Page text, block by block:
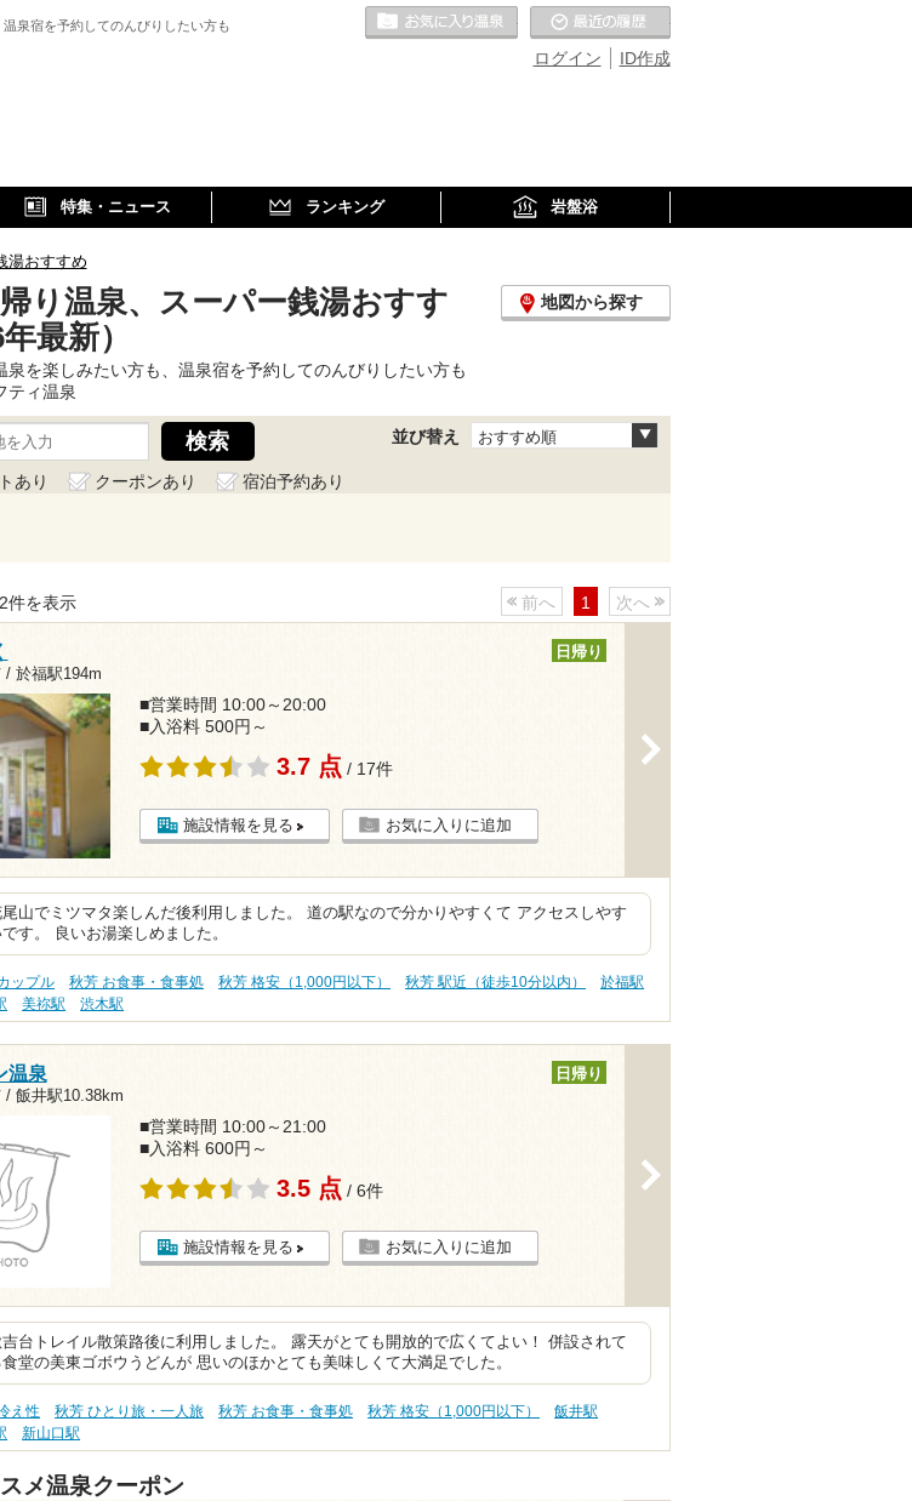
泉宿を予約してのんびりしたい方も
ID作成
ログイン
お気に入りの温泉
特集・ニュース ランキング 岩盤浴
湯おすすめ
り温泉、スーパー銭湯おすす
最新）
地図から探す
泉を楽しみたい方も、温泉宿を予約してのんびりしたい方も
ティ温泉
並び替え おすすめ順
あり クーポンあり
宿泊予約あり
件を表示 前へ 1 次へ
/ 於福駅194m
日帰り
■営業時間 10:00～20:00
■入浴料 500円～
3.7 点 / 17件
施設情報を見る お気に入りに追加
山でミツマタ楽しんだ後利用しました。 道の駅なので分かりやすくて アクセスしやす
です。 良いお湯楽しめました。
ップル 秋芳 お食事・食事処 秋芳 格安（1,000円以下） 秋芳 駅近（徒歩10分以内）
於福駅
美祢駅 渋木駅
温泉
/ 飯井駅10.38km
日帰り
■営業時間 10:00～21:00
■入浴料 600円～
3.5 点 / 6件
施設情報を見る お気に入りに追加
台トレイル散策路後に利用しました。 露天がとても開放的で広くてよい！ 併設されて
食堂の美東ゴボウうどんが 思いのほかとても美味しくて大満足でした。
え性 秋芳 ひとり旅・一人旅 秋芳 お食事・食事処 秋芳 格安（1,000円以下）
飯井駅
新山口駅
メ温泉クーポン